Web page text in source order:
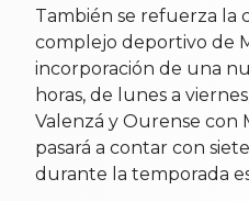
También se refuerza la
complejo deportivo de
incorporación de una
horas, de lunes a
Valenzá y Ourense con
pasará a contar con
durante la temporada